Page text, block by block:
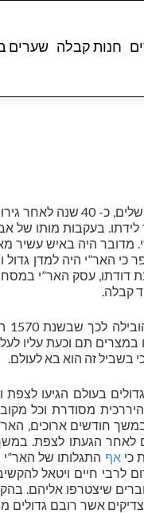
חנות קבלה שערים
האר”י, רבי יצחק לוריא,
בעקבות מותו של
היה באיש עשיר
האר”י היה למדן גדול
דודתו, עסק האר”י
קבלה.
במצרים תם וכעת עליו
בשביל זה הוא בא לעולם.
בעולם הגיעו
מסודרת וכל
חודשים ארוכים,
הגעתו לצפת. במשך
כיאף התגלותו של האר”י
לרבי חיים ויטאל
שיצטרפו אליהם.
אשר רובם גדולים